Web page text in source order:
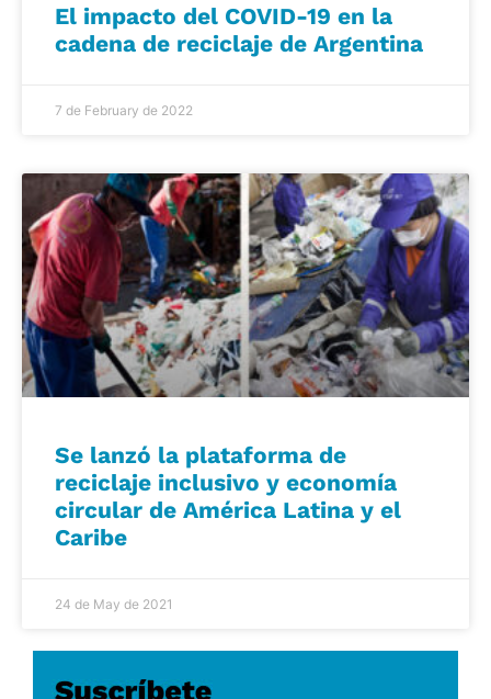
El impacto del COVID-19 en la
cadena de reciclaje de Argentina
7 de February de 2022
Se lanzó la plataforma de
reciclaje inclusivo y economía
circular de América Latina y el
Caribe
24 de May de 2021